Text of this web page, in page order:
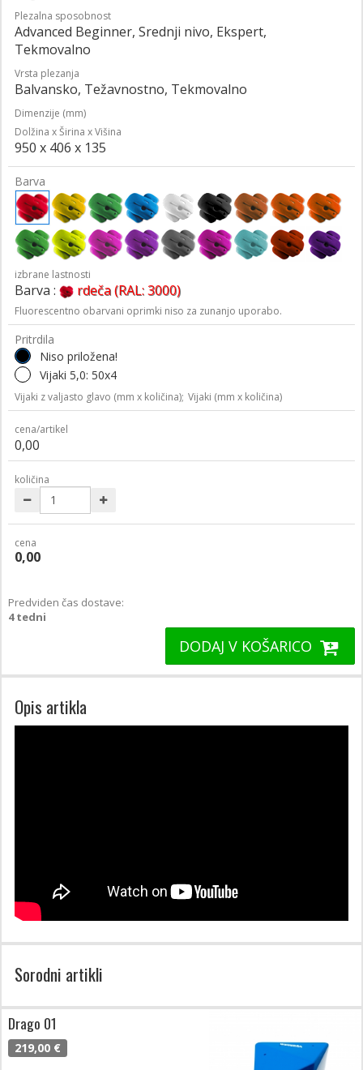
Plezalna sposobnost
Advanced Beginner, Srednji nivo, Ekspert,
Tekmovalno
Vrsta plezanja
Balvansko, Težavnostno, Tekmovalno
Dimenzije (mm)
Dolžina x Širina x Višina
950 x 406 x 135
Barva
izbrane lastnosti
Barva : rdeča (RAL: 3000)
Fluorescentno obarvani oprimki niso za zunanjo uporabo.
Pritrdila
Niso priložena!
Vijaki 5,0: 50x4
Vijaki z valjasto glavo (mm x količina); Vijaki (mm x količina)
cena/artikel
0,00
količina
cena
0,00
Predviden čas dostave:
4 tedni
DODAJ V KOŠARICO
Opis artikla
Sorodni artikli
Drago 01
219,00 €